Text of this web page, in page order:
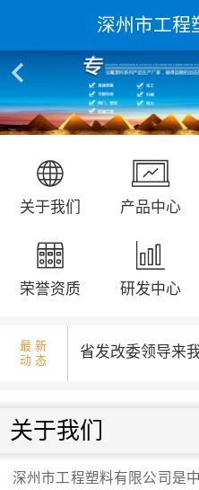
深州市工程
关于我们 产品中心
荣誉资质 研发中心
最 新
动 态
核酸检测演练...
国庆升旗仪式...
省发改委领导来
关于我们
深州市工程塑料有限公司是